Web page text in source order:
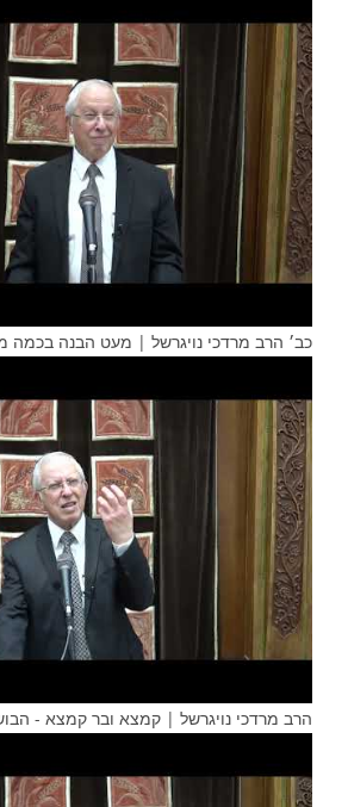
כב׳ הרב מרדכי נויגרשל | מעט הבנה בכמה
הרב מרדכי נויגרשל | קמצא ובר קמצא -